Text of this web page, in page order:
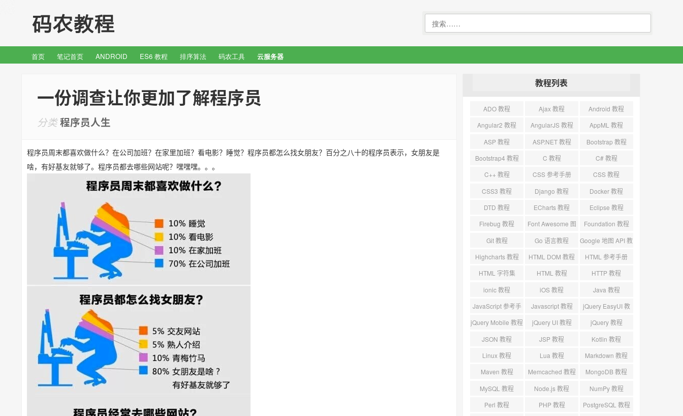
首页 笔记首页 ANDROID ES6 教程 排序算法 码农工具 云服务器
一份调查让你更加了解程序员
分类程序员人生
程序员周末都喜欢做什么？在公司加班？在家里加班？看电影？睡觉？程序员都怎么找女朋友？百分之八十的程序员表示，女朋友是
啥，有好基友就够了。程序员都去哪些网站呢？嘿嘿嘿。。。
教程列表
ADO 教程 Ajax 教程
Android 教程
Angular2 教程
AngularJS 教程
AppML 教程
ASP 教程
ASP.NET 教程
Bootstrap 教程
Bootstrap4 教程
C 教程
C# 教程
C++ 教程
CSS 参考手册
CSS 教程
CSS3 教程
Django 教程
Docker 教程
DTD 教程
ECharts 教程
Eclipse 教程
Firebug 教程
Font Awesome 图
标
Foundation 教程
Git 教程
Go 语言教程
Google 地图 API 教
程
Highcharts 教程 HTML DOM 教程
HTML 参考手册
HTML 字符集
HTML 教程
HTTP 教程
ionic 教程
iOS 教程
Java 教程
JavaScript 参考手
册
Javascript 教程
jQuery EasyUI 教
程
jQuery Mobile 教程 jQuery UI 教程
jQuery 教程
JSON 教程
JSP 教程
Kotlin 教程
Linux 教程
Lua 教程
Markdown 教程
Maven 教程
Memcached 教程
MongoDB 教程
MySQL 教程
Node.js 教程
NumPy 教程
Perl 教程
PHP 教程
PostgreSQL 教程